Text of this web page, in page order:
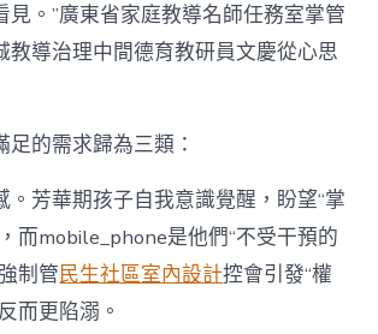
見。”廣東省家庭教導名師任務室掌管
教導治理中間德育教研員文慶從心思
的需求歸為三類：
。芳華期孩子自我意識覺醒，盼望“掌
而mobile_phone是他們“不受干預的
制管民生社區室內設計控會引發“權
而更陷溺。